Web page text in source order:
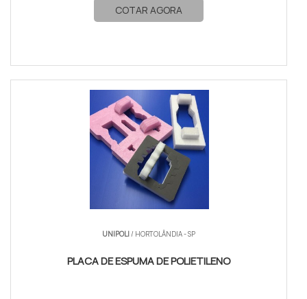
COTAR AGORA
UNIPOLI/ HORTOLÂNDIA - SP
PLACA DE ESPUMA DE POLIETILENO